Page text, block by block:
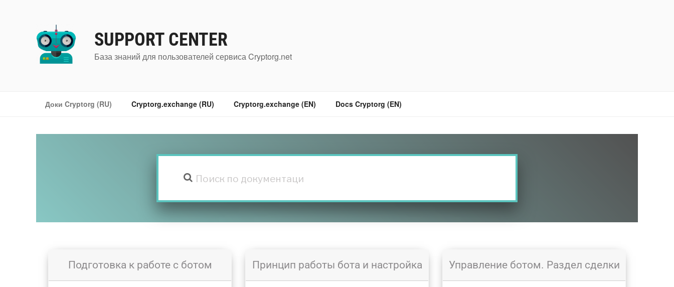
содержимому
SUPPORT CENTER
База знаний для пользователей сервиса Cryptorg.net
Доки Cryptorg (RU) Cryptorg.exchange (RU) Cryptorg.exchange (EN) Docs Cryptorg (EN)
Подготовка к работе с ботом Принцип работы бота и настройка Управление ботом. Раздел сделки